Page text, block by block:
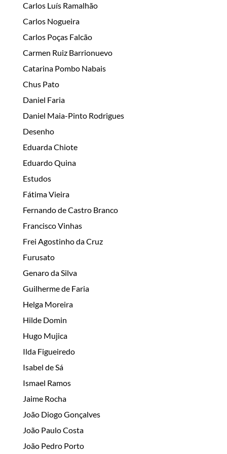
Carlos Luís Ramalhão
Carlos Nogueira
Carlos Poças Falcão
Carmen Ruiz Barrionuevo
Catarina Pombo Nabais
Chus Pato
Daniel Faria
Daniel Maia-Pinto Rodrigues
Desenho
Eduarda Chiote
Eduardo Quina
Estudos
Fátima Vieira
Fernando de Castro Branco
Francisco Vinhas
Frei Agostinho da Cruz
Furusato
Genaro da Silva
Guilherme de Faria
Helga Moreira
Hilde Domin
Hugo Mujica
Ilda Figueiredo
Isabel de Sá
Ismael Ramos
Jaime Rocha
João Diogo Gonçalves
João Paulo Costa
João Pedro Porto